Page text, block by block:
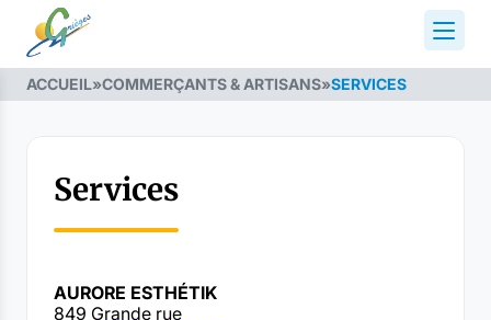
ACCUEIL»COMMERÇANTS & ARTISANS»SERVICES
Services
AURORE ESTHÉTIK
849 Grande rue